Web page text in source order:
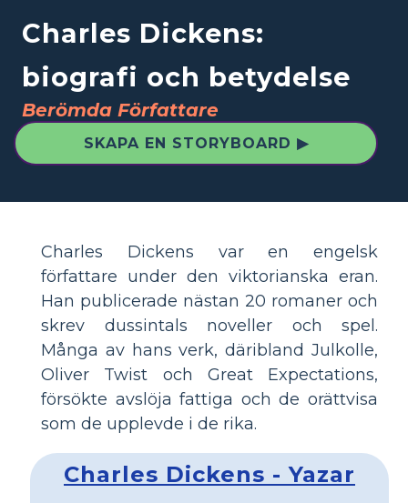
Charles Dickens:
biografi och betydelse
Berömda Författare
SKAPA EN STORYBOARD ▶
Charles Dickens var en engelsk
författare under den viktorianska eran.
Han publicerade nästan 20 romaner och
skrev dussintals noveller och spel.
Många av hans verk, däribland Julkolle,
Oliver Twist och Great Expectations,
försökte avslöja fattiga och de orättvisa
som de upplevde i de rika.
Charles Dickens - Yazar